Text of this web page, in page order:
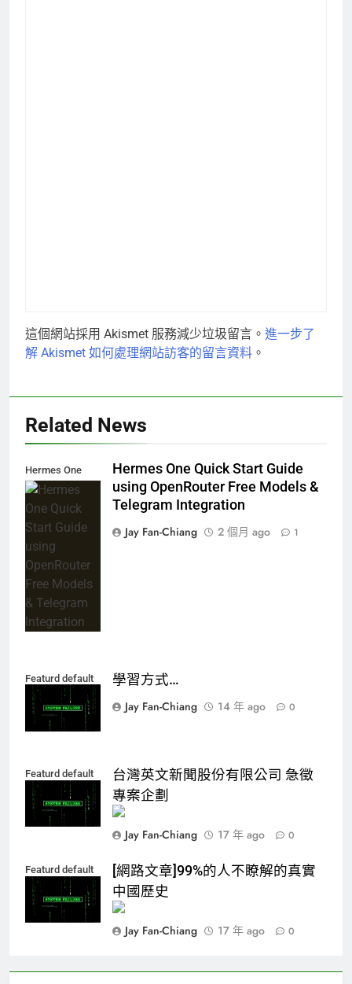
這個網站採用 Akismet 服務減少垃圾留言。 進一步了
解 Akismet 如何處理網站訪客的留言資料 。
Related News
Hermes One
Quick Start
Guide using
OpenRouter
Free Models &
Telegram
Integration
Hermes One Quick Start Guide
using OpenRouter Free Models &
Telegram Integration
Jay Fan-Chiang
2 個月 ago 1
Featurd default
學習方式…
Jay Fan-Chiang
14 年 ago 0
Featurd default
台灣英文新聞股份有限公司 急徵
Jay Fan-Chiang 17 年 ago 0
Featurd default
[網路文章]99%的人不瞭解的真實
中國歷史
Jay Fan-Chiang 17 年 ago 0